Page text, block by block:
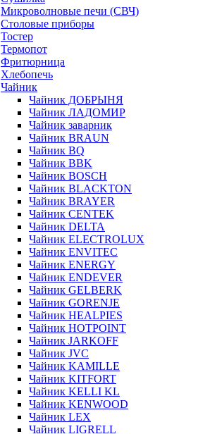
Микроволновые печи (СВЧ)
Столовые приборы
Тостер
Термопот
Фритюрница
Хлебопечь
Чайник
Чайник ДОБРЫНЯ
Чайник ЛАДОМИР
Чайник заварник
Чайник BRAUN
Чайник BQ
Чайник BBK
Чайник BOSCH
Чайник BLACKTON
Чайник BRAYER
Чайник CENTEK
Чайник DELTA
Чайник ELECTROLUX
Чайник ENVITEC
Чайник ENERGY
Чайник ENDEVER
Чайник GELBERK
Чайник GORENJE
Чайник HEALPIES
Чайник HOTPOINT
Чайник JARKOFF
Чайник JVC
Чайник KAMILLE
Чайник KITFORT
Чайник KELLI KL
Чайник KENWOOD
Чайник LEX
Чайник LIGRELL